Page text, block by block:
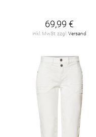
69,99 €
inkl. MwSt. zzgl.Versand